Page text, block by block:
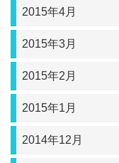
2015年4月
2015年3月
2015年2月
2015年1月
2014年12月